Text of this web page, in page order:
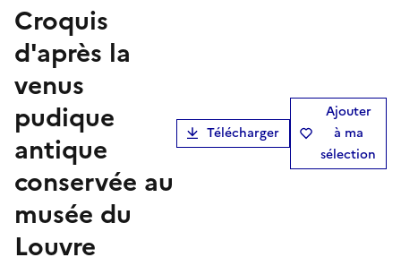
Croquis
d'après la
venus
pudique
antique
conservée au
musée du
Louvre
Télécharger
Ajouter
à ma
sélection